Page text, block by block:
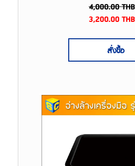
4,000.00THB
3,200.00THB
สั่งซื้อ